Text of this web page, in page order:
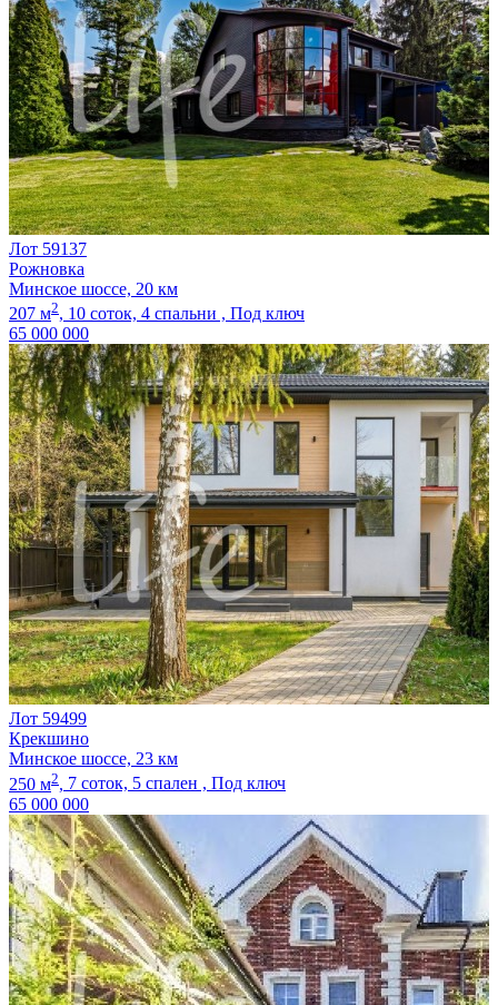
Лот 59137
Рожновка
Минское шоссе, 20 км
207 м2, 10 соток, 4 спальни , Под ключ
65 000 000
Лот 59499
Крекшино
Минское шоссе, 23 км
250 м2, 7 соток, 5 спален , Под ключ
65 000 000